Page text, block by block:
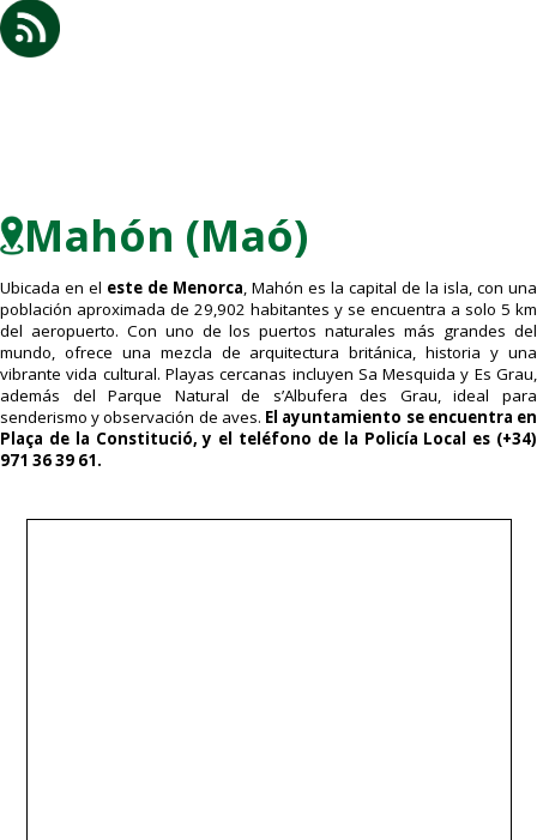
Mahón (Maó)
Ubicada en el este de Menorca, Mahón es la capital de la isla, con una
población aproximada de 29,902 habitantes y se encuentra a solo 5 km
del aeropuerto. Con uno de los puertos naturales más grandes del
mundo, ofrece una mezcla de arquitectura británica, historia y una
vibrante vida cultural. Playas cercanas incluyen Sa Mesquida y Es Grau,
además del Parque Natural de s’Albufera des Grau, ideal para
senderismo y observación de aves. El ayuntamiento se encuentra en
Plaça de la Constitució, y el teléfono de la Policía Local es (+34)
971 36 39 61.